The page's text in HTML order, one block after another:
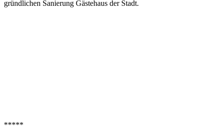
gründlichen Sanierung Gästehaus der Stadt.